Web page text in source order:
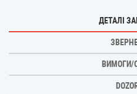
ДЕТАЛІ
ВИМОГИ/